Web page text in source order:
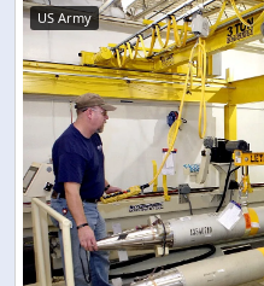
US Army